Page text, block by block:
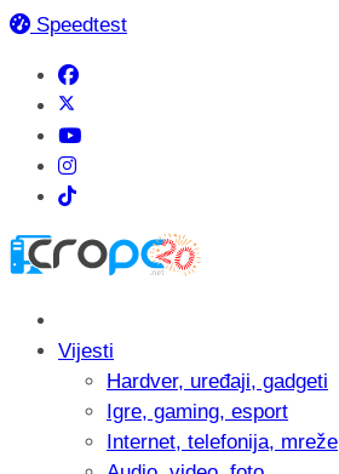
Speedtest
Vijesti
Hardver, uređaji, gadgeti
Igre, gaming, esport
Internet, telefonija, mreže